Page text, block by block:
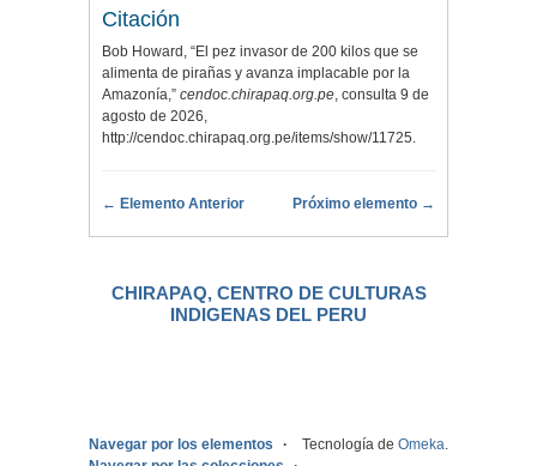
Citación
Bob Howard, “El pez invasor de 200 kilos que se
alimenta de pirañas y avanza implacable por la
Amazonía,” cendoc.chirapaq.org.pe, consulta 9 de
agosto de 2026,
http://cendoc.chirapaq.org.pe/items/show/11725.
← Elemento Anterior Próximo elemento →
CHIRAPAQ, CENTRO DE CULTURAS
INDIGENAS DEL PERU
Navegar por los elementos
Tecnología de Omeka.